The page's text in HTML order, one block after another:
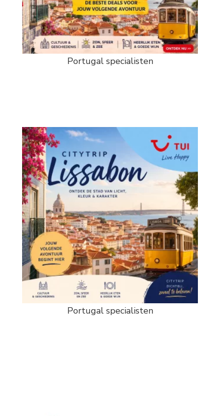
Portugal specialisten
Portugal specialisten